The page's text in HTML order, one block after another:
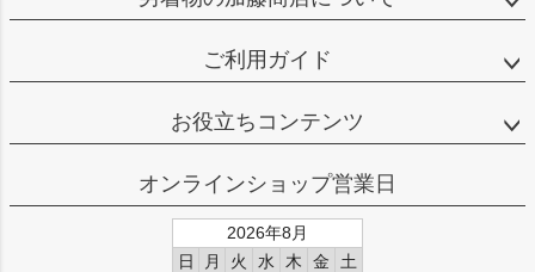
ご利用ガイド
お役立ちコンテンツ
オンラインショップ営業日
2026年8月
日
月 火 水 木 金
土